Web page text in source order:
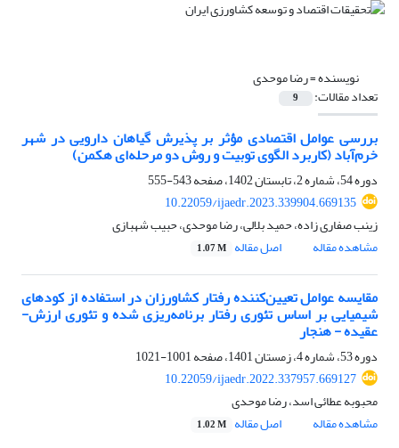
نویسنده =رضا موحدی
تعداد مقالات: 9
بررسی عوامل اقتصادی مؤثر بر پذیرش گیاهان دارویی در شهر
خرم‌آباد (کاربرد الگوی توبیت و روش دو مرحله‌ای هکمن)
دوره 54، شماره 2، تابستان 1402، صفحه
543-555
10.22059/ijaedr.2023.339904.669135
زینب صفاری زاده، حمید بلالی، رضا موحدی، حبیب شهبازی
مشاهده مقاله
اصل مقاله 1.07 M
مقایسه عوامل تعیین‌کننده رفتار کشاورزان در استفاده از کودهای
شیمیایی بر اساس تئوری رفتار برنامه‌ریزی شده و تئوری ارزش-
عقیده - هنجار
دوره 53، شماره 4، زمستان 1401، صفحه
1001-1021
10.22059/ijaedr.2022.337957.669127
محبوبه عطائی اسد، رضا موحدی
مشاهده مقاله
اصل مقاله 1.02 M